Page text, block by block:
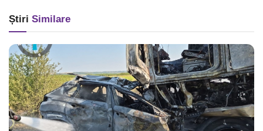
Știri Similare